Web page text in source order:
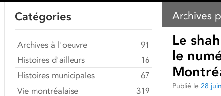
Archives
Le
le
Publié le 28
Catégories
Archives à l'oeuvre
91
Histoires d'ailleurs
16
Histoires municipales
67
Vie montréalaise
319